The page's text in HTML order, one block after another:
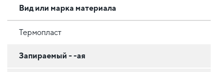
Вид или марка материала
Термопласт
Запираемый - -ая